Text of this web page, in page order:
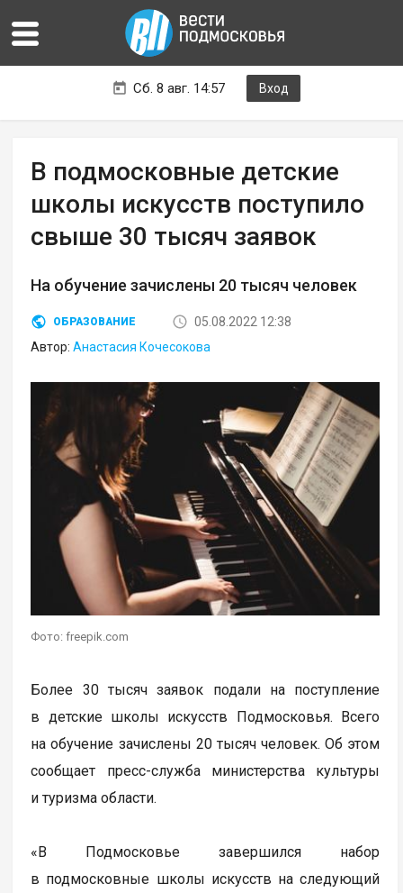
Сб. 8 авг. 14:57 Вход
В подмосковные детские
школы искусств поступило
свыше 30 тысяч заявок
На обучение зачислены 20 тысяч человек
ОБРАЗОВАНИЕ
05.08.2022 12:38
Автор:Анастасия Кочесокова
Фото: freepik.com
Более 30 тысяч заявок подали на поступление
в детские школы искусств Подмосковья. Всего
на обучение зачислены 20 тысяч человек. Об этом
сообщает пресс-служба министерства культуры
и туризма области.
«В Подмосковье завершился набор
в подмосковные школы искусств на следующий